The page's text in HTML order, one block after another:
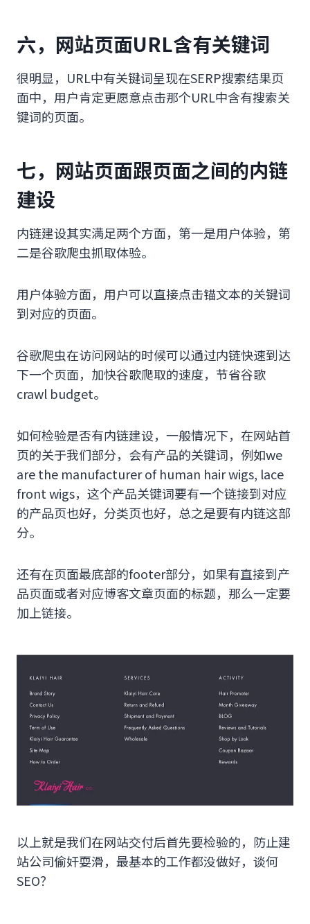
六，网站页面URL含有关键词
很明显，URL中有关键词呈现在SERP搜索结果页
面中，用户肯定更愿意点击那个URL中含有搜索关
键词的页面。
七，网站页面跟页面之间的内链
建设
内链建设其实满足两个方面，第一是用户体验，第
二是谷歌爬虫抓取体验。
用户体验方面，用户可以直接点击锚文本的关键词
到对应的页面。
谷歌爬虫在访问网站的时候可以通过内链快速到达
下一个页面，加快谷歌爬取的速度，节省谷歌
crawl budget。
如何检验是否有内链建设，一般情况下，在网站首
页的关于我们部分，会有产品的关键词，例如we
are the manufacturer of human hair wigs, lace
front wigs，这个产品关键词要有一个链接到对应
的产品页也好，分类页也好，总之是要有内链这部
分。
还有在页面最底部的footer部分，如果有直接到产
品页面或者对应博客文章页面的标题，那么一定要
加上链接。
以上就是我们在网站交付后首先要检验的，防止建
站公司偷奸耍滑，最基本的工作都没做好，谈何
SEO？